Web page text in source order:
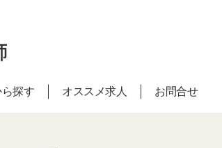
探す オススメ求人 お問合せ